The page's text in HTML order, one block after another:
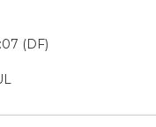
(DF)